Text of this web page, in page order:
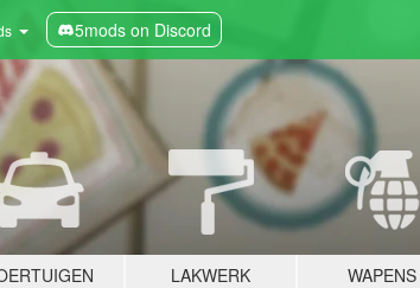
5mods on Discord
LAKWERK WAPENS